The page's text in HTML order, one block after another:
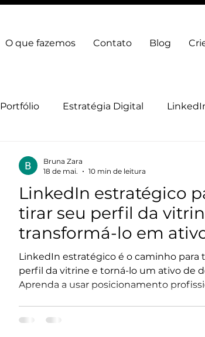
O que fazemos Contato Blog
Portfólio Estratégia Digital
LinkedIn estratégico
tirar seu perfil da
transformá-lo em
decisão que escala
estratégia digital
LinkedIn estratégico é o caminho para
perfil da vitrine e torná-lo um ativo de
Aprenda a usar posicionamento
Bruna Zara
18 de mai.
10 min de leitura